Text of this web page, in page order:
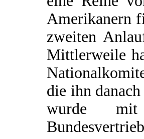
Amerikanern
zweiten
Mittlerweile
die ihn
wurde mit